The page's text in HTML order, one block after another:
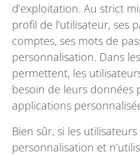
d’exploitation. Au strict
profil de l’utilisateur, ses
comptes, ses mots de
personnalisation. Dans
permettent, les
besoin de leurs données
applications
Bien sûr, si les
personnalisation et